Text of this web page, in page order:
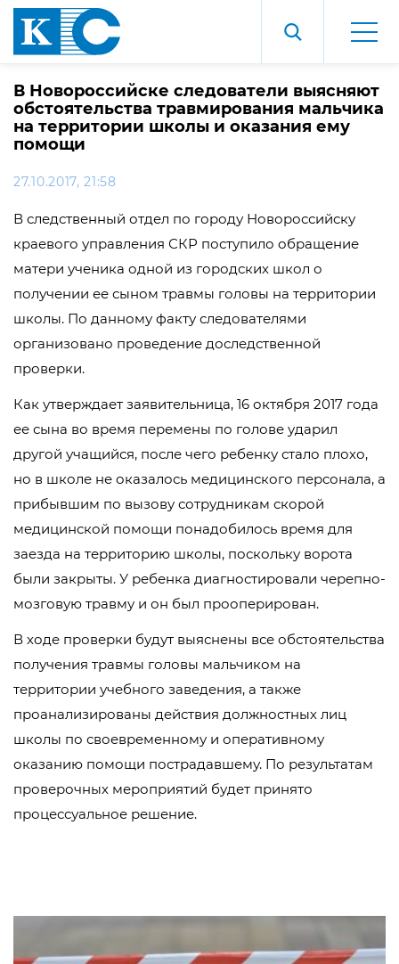
В Новороссийске следователи выясняют
обстоятельства травмирования мальчика
на территории школы и оказания ему
помощи
27.10.2017, 21:58
В следственный отдел по городу Новороссийску
краевого управления СКР поступило обращение
матери ученика одной из городских школ о
получении ее сыном травмы головы на территории
школы. По данному факту следователями
организовано проведение доследственной
проверки.
Как утверждает заявительница, 16 октября 2017 года
ее сына во время перемены по голове ударил
другой учащийся, после чего ребенку стало плохо,
но в школе не оказалось медицинского персонала, а
прибывшим по вызову сотрудникам скорой
медицинской помощи понадобилось время для
заезда на территорию школы, поскольку ворота
были закрыты. У ребенка диагностировали черепно-
мозговую травму и он был прооперирован.
В ходе проверки будут выяснены все обстоятельства
получения травмы головы мальчиком на
территории учебного заведения, а также
проанализированы действия должностных лиц
школы по своевременному и оперативному
оказанию помощи пострадавшему. По результатам
проверочных мероприятий будет принято
процессуальное решение.